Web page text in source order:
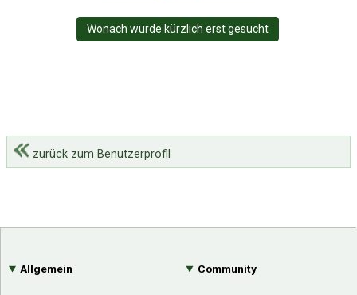
Wonach wurde kürzlich erst gesucht
zurück zum Benutzerprofil
Allgemein Community